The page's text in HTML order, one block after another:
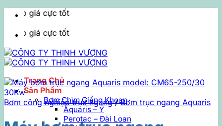
Trang Chủ
Sản Phẩm
Bơm Chìm Giếng Khoan
Aquaris – Ý
Perotac – Đài Loan
Bơm công nghiệp trục ngang / Bơm trục ngang Aquaris